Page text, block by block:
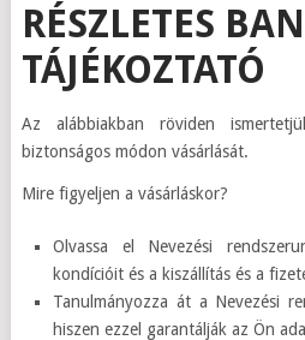
RÉSZLETES
TÁJÉKOZTATÓ
Az alábbiakban röviden
biztonságos módon vásárlását.
Mire figyeljen a vásárláskor?
Olvassa el Nevezési
kondícióit és a kiszállítás és a
Tanulmányozza át a Nevezési
hiszen ezzel garantálják az Ön